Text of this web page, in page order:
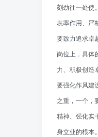
刻劲往一处使
表率作用、严
要致力追求卓
岗位上，具体
力、积极创造
要强化作风建
之重，一个，
精神、强化实
身立业的根本。